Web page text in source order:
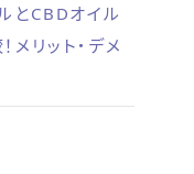
とCBDオイル
メリット・デメ